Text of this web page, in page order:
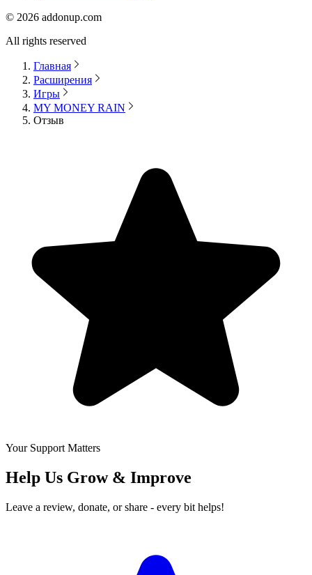
© 2026 addonup.com
All rights reserved
Главная
Расширения
Игры
MY MONEY RAIN
Отзыв
Your Support Matters
Help Us Grow & Improve
Leave a review, donate, or share - every bit helps!